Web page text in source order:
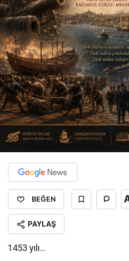
BEĞEN
PAYLAŞ
1453 yılı…